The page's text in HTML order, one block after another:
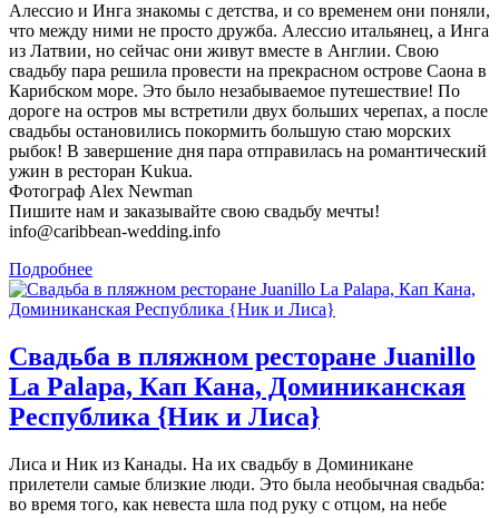
Алессио и Инга знакомы с детства, и со временем они поняли,
что между ними не просто дружба. Алессио итальянец, а Инга
из Латвии, но сейчас они живут вместе в Англии. Свою
свадьбу пара решила провести на прекрасном острове Саона в
Карибском море. Это было незабываемое путешествие! По
дороге на остров мы встретили двух больших черепах, а после
свадьбы остановились покормить большую стаю морских
рыбок! В завершение дня пара отправилась на романтический
ужин в ресторан Kukua.
Фотограф Alex Newman
Пишите нам и заказывайте свою свадьбу мечты!
info@caribbean-wedding.info
Подробнее
Свадьба в пляжном ресторане Juanillo
La Palapa, Кап Кана, Доминиканская
Республика {Ник и Лиса}
Лиса и Ник из Канады. На их свадьбу в Доминикане
прилетели самые близкие люди. Это была необычная свадьба:
во время того, как невеста шла под руку с отцом, на небе